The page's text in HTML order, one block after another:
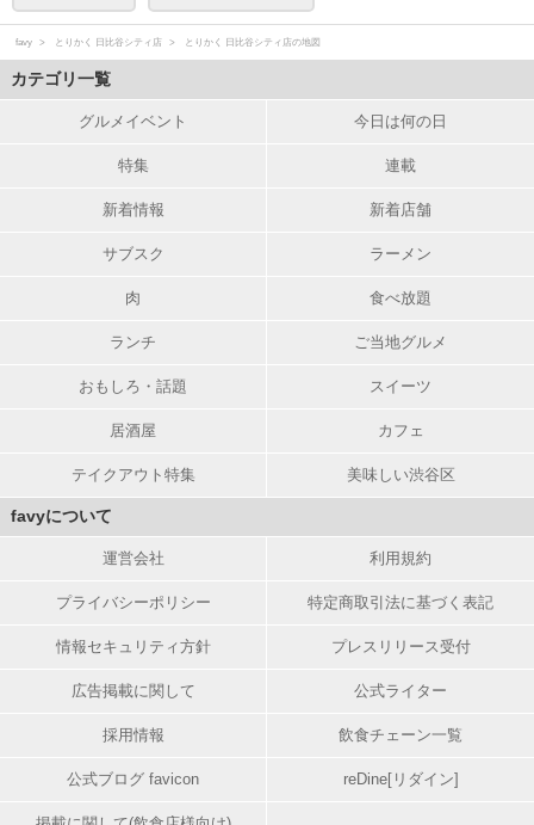
favy とりかく 日比谷シティ店 とりかく 日比谷シティ店の地図
カテゴリ一覧
グルメイベント 今日は何の日
特集 連載
新着情報 新着店舗
サブスク ラーメン
肉 食べ放題
ランチ ご当地グルメ
おもしろ・話題 スイーツ
居酒屋 カフェ
テイクアウト特集 美味しい渋谷区
favyについて
運営会社 利用規約
プライバシーポリシー 特定商取引法に基づく表記
情報セキュリティ方針 プレスリリース受付
広告掲載に関して 公式ライター
採用情報 飲食チェーン一覧
公式ブログ favicon reDine[リダイン]